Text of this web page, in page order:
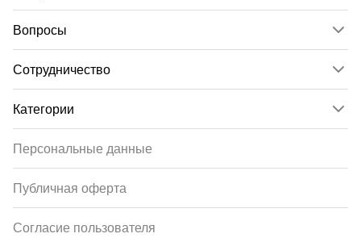
Вопросы
Сотрудничество
Категории
Персональные данные
Публичная оферта
Согласие пользователя